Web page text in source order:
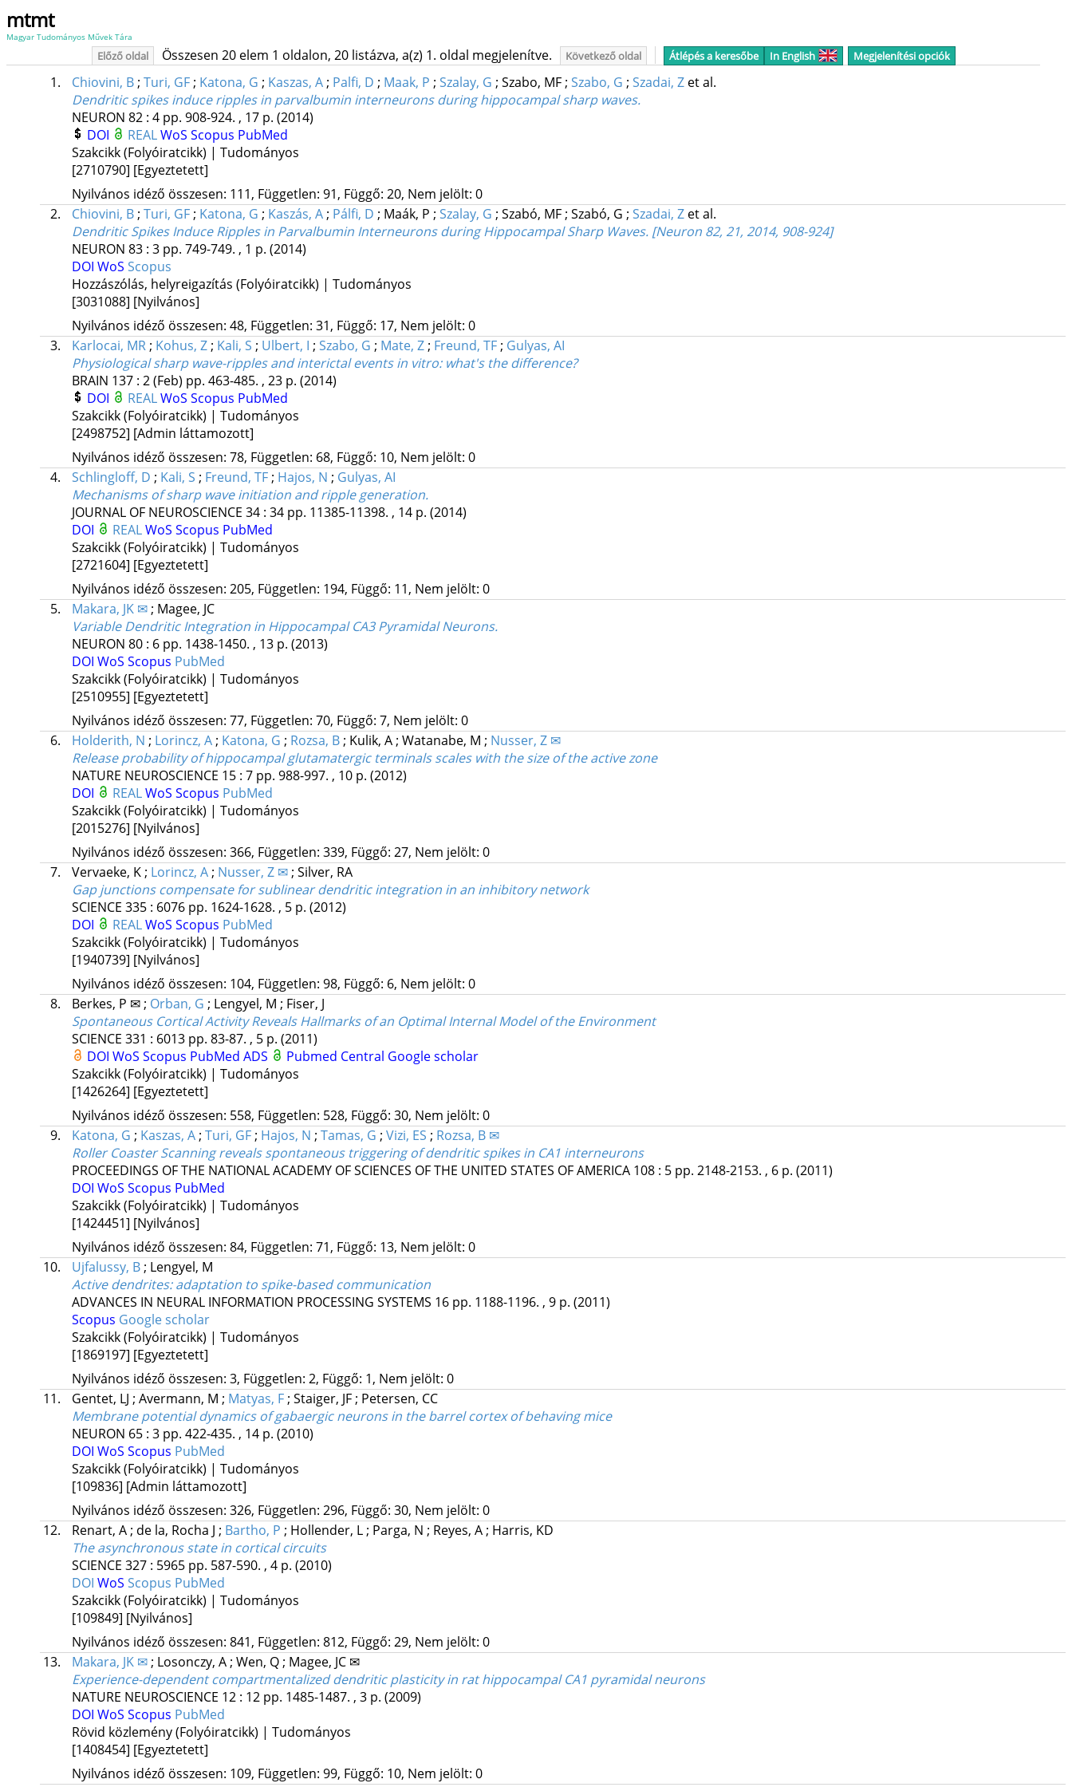
mtmt
Magyar Tudományos Művek Tára
Előző oldal Összesen 20 elem 1 oldalon, 20 listázva, a(z) 1. oldal megjelenítve. Következő oldal Átlépés a keresőbe In English Megjelenítési opciók
1. Chiovini, B; Turi, GF; Katona, G ; Kaszas, A; Palfi, D ; Maak, P ; Szalay, G ; Szabo, MF; Szabo, G ; Szadai, Z et al.
Dendritic spikes induce ripples in parvalbumin interneurons during hippocampal sharp waves.
NEURON 82: 4 pp. 908-924. , 17 p. (2014)
DOI
REALWoS Scopus PubMed
Szakcikk (Folyóiratcikk) | Tudományos
[2710790] [Egyeztetett]
Nyilvános idéző összesen: 111, Független: 91, Függő: 20, Nem jelölt: 0
2.
Chiovini, B; Turi, GF; Katona, G ; Kaszás, A; Pálfi, D ; Maák, P ; Szalay, G ; Szabó, MF; Szabó, G ; Szadai, Z et al.
Dendritic Spikes Induce Ripples in Parvalbumin Interneurons during Hippocampal Sharp Waves. [Neuron 82, 21, 2014, 908-924]
NEURON 83: 3 pp. 749-749. , 1 p. (2014)
DOI WoS Scopus
Hozzászólás, helyreigazítás (Folyóiratcikk) | Tudományos
[3031088] [Nyilvános]
Nyilvános idéző összesen: 48, Független: 31, Függő: 17, Nem jelölt: 0
3.
Karlocai, MR; Kohus, Z; Kali, S ; Ulbert, I ; Szabo, G ; Mate, Z; Freund, TF; Gulyas, AI
Physiological sharp wave-ripples and interictal events in vitro: what's the difference?
BRAIN 137: 2 (Feb) pp. 463-485. , 23 p. (2014)
DOI
REALWoS Scopus PubMed
Szakcikk (Folyóiratcikk) | Tudományos
[2498752] [Admin láttamozott]
Nyilvános idéző összesen: 78, Független: 68, Függő: 10, Nem jelölt: 0
4.
Schlingloff, D ; Kali, S ; Freund, TF; Hajos, N ; Gulyas, AI
Mechanisms of sharp wave initiation and ripple generation.
JOURNAL OF NEUROSCIENCE 34: 34 pp. 11385-11398. , 14 p. (2014)
DOI
REALWoS Scopus PubMed
Szakcikk (Folyóiratcikk) | Tudományos
[2721604] [Egyeztetett]
Nyilvános idéző összesen: 205, Független: 194, Függő: 11, Nem jelölt: 0
5.
Makara, JK ✉; Magee, JC
Variable Dendritic Integration in Hippocampal CA3 Pyramidal Neurons.
NEURON 80: 6 pp. 1438-1450. , 13 p. (2013)
DOI WoS Scopus PubMed
Szakcikk (Folyóiratcikk) | Tudományos
[2510955] [Egyeztetett]
Nyilvános idéző összesen: 77, Független: 70, Függő: 7, Nem jelölt: 0
6.
Holderith, N ; Lorincz, A; Katona, G ; Rozsa, B; Kulik, A; Watanabe, M ; Nusser, Z ✉
Release probability of hippocampal glutamatergic terminals scales with the size of the active zone
NATURE NEUROSCIENCE 15: 7 pp. 988-997. , 10 p. (2012)
DOI
REALWoS Scopus PubMed
Szakcikk (Folyóiratcikk) | Tudományos
[2015276] [Nyilvános]
Nyilvános idéző összesen: 366, Független: 339, Függő: 27, Nem jelölt: 0
7.
Vervaeke, K; Lorincz, A; Nusser, Z ✉; Silver, RA
Gap junctions compensate for sublinear dendritic integration in an inhibitory network
SCIENCE 335: 6076 pp. 1624-1628. , 5 p. (2012)
DOI
REALWoS Scopus PubMed
Szakcikk (Folyóiratcikk) | Tudományos
[1940739] [Nyilvános]
Nyilvános idéző összesen: 104, Független: 98, Függő: 6, Nem jelölt: 0
8.
Berkes, P ✉; Orban, G ; Lengyel, M ; Fiser, J
Spontaneous Cortical Activity Reveals Hallmarks of an Optimal Internal Model of the Environment
SCIENCE 331 : 6013 pp. 83-87. , 5 p. (2011)
DOI WoS Scopus PubMed ADS Pubmed Central Google scholar
Szakcikk (Folyóiratcikk) | Tudományos
[1426264] [Egyeztetett]
Nyilvános idéző összesen: 558, Független: 528, Függő: 30, Nem jelölt: 0
9.
Katona, G ; Kaszas, A; Turi, GF; Hajos, N ; Tamas, G ; Vizi, ES ; Rozsa, B ✉
Roller Coaster Scanning reveals spontaneous triggering of dendritic spikes in CA1 interneurons
PROCEEDINGS OF THE NATIONAL ACADEMY OF SCIENCES OF THE UNITED STATES OF AMERICA 108: 5 pp. 2148-2153. , 6 p. (2011)
DOI WoS Scopus PubMed
Szakcikk (Folyóiratcikk) | Tudományos
[1424451] [Nyilvános]
Nyilvános idéző összesen: 84, Független: 71, Függő: 13, Nem jelölt: 0
10.
Ujfalussy, B; Lengyel, M
Active dendrites: adaptation to spike-based communication
ADVANCES IN NEURAL INFORMATION PROCESSING SYSTEMS 16 pp. 1188-1196. , 9 p. (2011)
Scopus Google scholar
Szakcikk (Folyóiratcikk) | Tudományos
[1869197] [Egyeztetett]
Nyilvános idéző összesen: 3, Független: 2, Függő: 1, Nem jelölt: 0
11.
Gentet, LJ ; Avermann, M ; Matyas, F; Staiger, JF; Petersen, CC
Membrane potential dynamics of gabaergic neurons in the barrel cortex of behaving mice
NEURON 65: 3 pp. 422-435. , 14 p. (2010)
DOI WoS Scopus PubMed
Szakcikk (Folyóiratcikk) | Tudományos
[109836] [Admin láttamozott]
Nyilvános idéző összesen: 326, Független: 296, Függő: 30, Nem jelölt: 0
12.
Renart, A; de la, Rocha J ; Bartho, P ; Hollender, L; Parga, N ; Reyes, A; Harris, KD
The asynchronous state in cortical circuits
SCIENCE 327: 5965 pp. 587-590. , 4 p. (2010)
DOI WoS Scopus PubMed
Szakcikk (Folyóiratcikk) | Tudományos
[109849] [Nyilvános]
Nyilvános idéző összesen: 841, Független: 812, Függő: 29, Nem jelölt: 0
13.
Makara, JK ✉; Losonczy, A; Wen, Q; Magee, JC ✉
Experience-dependent compartmentalized dendritic plasticity in rat hippocampal CA1 pyramidal neurons
NATURE NEUROSCIENCE 12: 12 pp. 1485-1487. , 3 p. (2009)
DOI WoS Scopus PubMed
Rövid közlemény (Folyóiratcikk) | Tudományos
[1408454] [Egyeztetett]
Nyilvános idéző összesen: 109, Független: 99, Függő: 10, Nem jelölt: 0